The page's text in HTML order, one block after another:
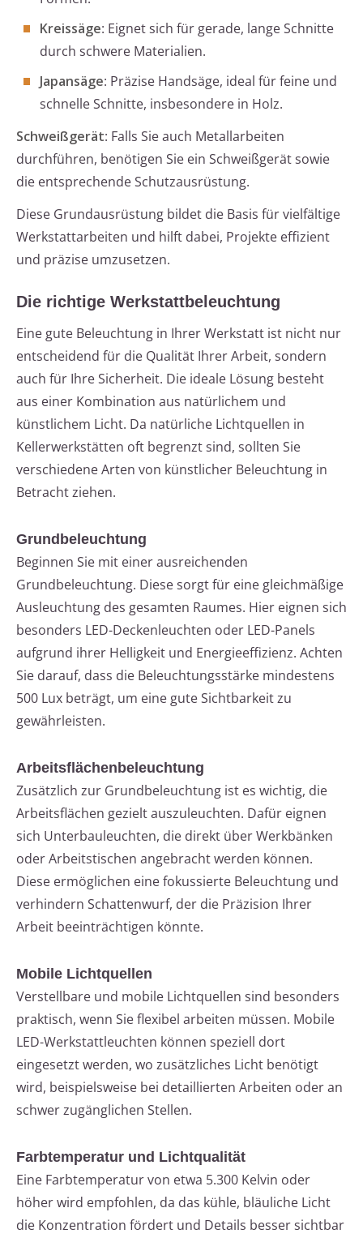
Kreissäge: Eignet sich für gerade, lange Schnitte
durch schwere Materialien.
Japansäge: Präzise Handsäge, ideal für feine und
schnelle Schnitte, insbesondere in Holz.
Schweißgerät: Falls Sie auch Metallarbeiten
durchführen, benötigen Sie ein Schweißgerät sowie
die entsprechende Schutzausrüstung.
Diese Grundausrüstung bildet die Basis für vielfältige
Werkstattarbeiten und hilft dabei, Projekte effizient
und präzise umzusetzen.
Die richtige Werkstattbeleuchtung
Eine gute Beleuchtung in Ihrer Werkstatt ist nicht nur
entscheidend für die Qualität Ihrer Arbeit, sondern
auch für Ihre Sicherheit. Die ideale Lösung besteht
aus einer Kombination aus natürlichem und
künstlichem Licht. Da natürliche Lichtquellen in
Kellerwerkstätten oft begrenzt sind, sollten Sie
verschiedene Arten von künstlicher Beleuchtung in
Betracht ziehen.
Grundbeleuchtung
Beginnen Sie mit einer ausreichenden
Grundbeleuchtung. Diese sorgt für eine gleichmäßige
Ausleuchtung des gesamten Raumes. Hier eignen sich
besonders LED-Deckenleuchten oder LED-Panels
aufgrund ihrer Helligkeit und Energieeffizienz. Achten
Sie darauf, dass die Beleuchtungsstärke mindestens
500 Lux beträgt, um eine gute Sichtbarkeit zu
gewährleisten.
Arbeitsflächenbeleuchtung
Zusätzlich zur Grundbeleuchtung ist es wichtig, die
Arbeitsflächen gezielt auszuleuchten. Dafür eignen
sich Unterbauleuchten, die direkt über Werkbänken
oder Arbeitstischen angebracht werden können.
Diese ermöglichen eine fokussierte Beleuchtung und
verhindern Schattenwurf, der die Präzision Ihrer
Arbeit beeinträchtigen könnte.
Mobile Lichtquellen
Verstellbare und mobile Lichtquellen sind besonders
praktisch, wenn Sie flexibel arbeiten müssen. Mobile
LED-Werkstattleuchten können speziell dort
eingesetzt werden, wo zusätzliches Licht benötigt
wird, beispielsweise bei detaillierten Arbeiten oder an
schwer zugänglichen Stellen.
Farbtemperatur und Lichtqualität
Eine Farbtemperatur von etwa 5.300 Kelvin oder
höher wird empfohlen, da das kühle, bläuliche Licht
die Konzentration fördert und Details besser sichtbar